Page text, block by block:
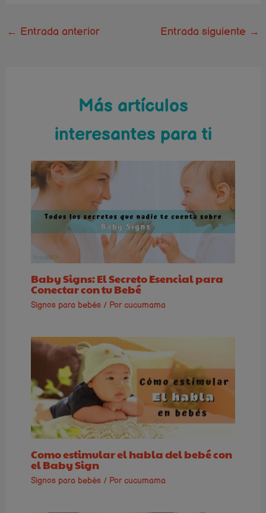
← Entrada anterior Entrada siguiente →
Más artículos
interesantes para ti
Baby Signs: El Secreto Esencial para
Conectar con tu Bebé
Signos para bebés/ Por cucumama
Como estimular el habla del bebé con
el Baby Sign
Signos para bebés/ Por cucumama